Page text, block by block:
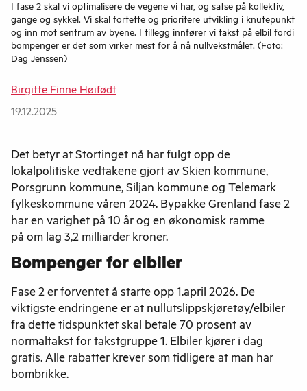
I fase 2 skal vi optimalisere de vegene vi har, og satse på kollektiv,
gange og sykkel. Vi skal fortette og prioritere utvikling i knutepunkt
og inn mot sentrum av byene. I tillegg innfører vi takst på elbil fordi
bompenger er det som virker mest for å nå nullvekstmålet. (Foto:
Dag Jenssen)
Birgitte Finne Høifødt
19.12.2025
Det betyr at Stortinget nå har fulgt opp de
lokalpolitiske vedtakene gjort av Skien kommune,
Porsgrunn kommune, Siljan kommune og Telemark
fylkeskommune våren 2024. Bypakke Grenland fase 2
har en varighet på 10 år og en økonomisk ramme
på om lag 3,2 milliarder kroner.
Bompenger for elbiler
Fase 2 er forventet å starte opp 1.april 2026. De
viktigste endringene er at nullutslippskjøretøy/elbiler
fra dette tidspunktet skal betale 70 prosent av
normaltakst for takstgruppe 1. Elbiler kjører i dag
gratis. Alle rabatter krever som tidligere at man har
bombrikke.